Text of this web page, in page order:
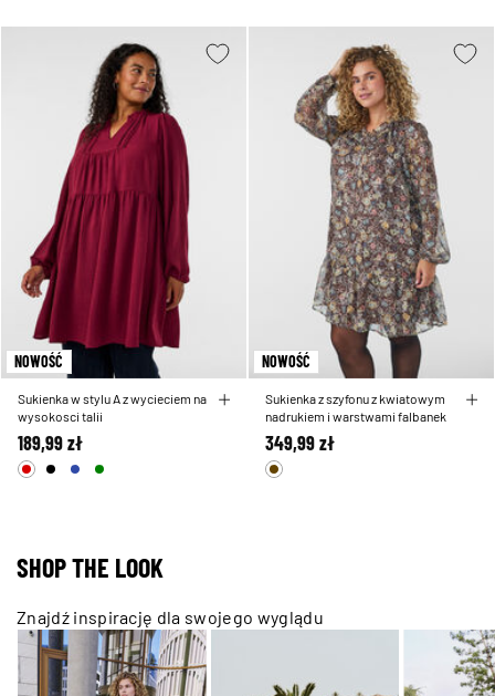
NOWOŚĆ
Sukienka w stylu A z wycieciem na
wysokosci talii
189,99 zł
NOWOŚĆ
Sukienka z szyfonu z kwiatowym
nadrukiem i warstwami falbanek
349,99 zł
SHOP THE LOOK
Znajdź inspirację dla swojego wyglądu